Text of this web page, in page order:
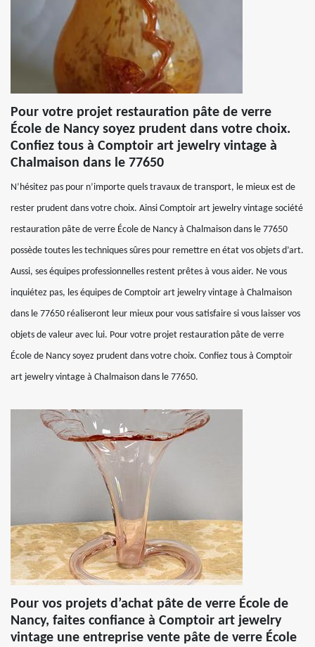
Pour votre projet restauration pâte de verre
École de Nancy soyez prudent dans votre choix.
Confiez tous à Comptoir art jewelry vintage à
Chalmaison dans le 77650
N’hésitez pas pour n’importe quels travaux de transport, le mieux est de
rester prudent dans votre choix. Ainsi Comptoir art jewelry vintage société
restauration pâte de verre École de Nancy à Chalmaison dans le 77650
possède toutes les techniques sûres pour remettre en état vos objets d’art.
Aussi, ses équipes professionnelles restent prêtes à vous aider. Ne vous
inquiétez pas, les équipes de Comptoir art jewelry vintage à Chalmaison
dans le 77650 réaliseront leur mieux pour vous satisfaire si vous laisser vos
objets de valeur avec lui. Pour votre projet restauration pâte de verre
École de Nancy soyez prudent dans votre choix. Confiez tous à Comptoir
art jewelry vintage à Chalmaison dans le 77650.
Pour vos projets d’achat pâte de verre École de
Nancy, faites confiance à Comptoir art jewelry
vintage une entreprise vente pâte de verre École